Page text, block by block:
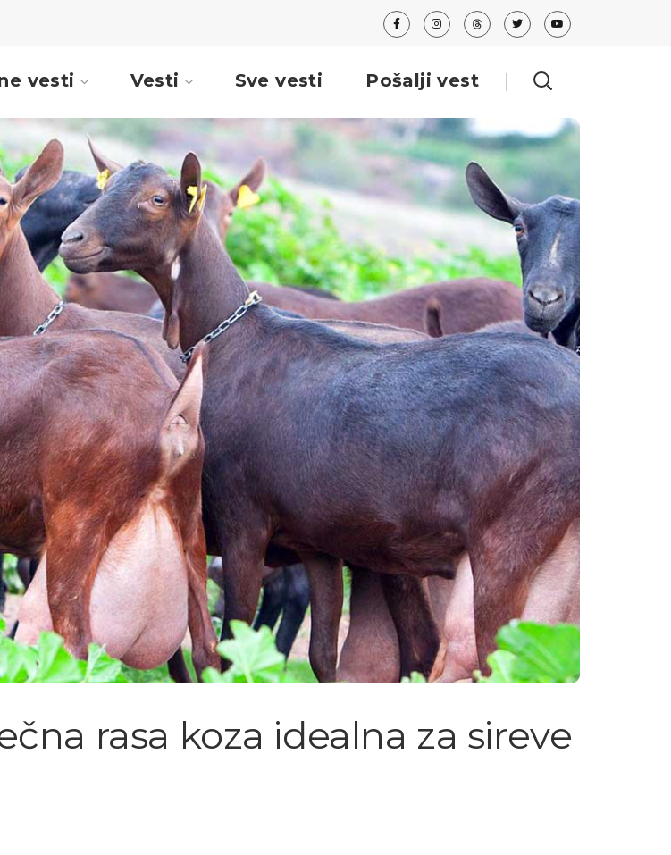
vesti Vesti Sve vesti Pošalji vest
rasa koza idealna za sireve